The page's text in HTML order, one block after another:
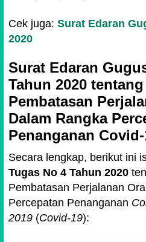
Cek juga: Surat Edaran
2020
Surat Edaran
Tahun 2020
Pembatasan
Dalam Rangka
Penanganan
Secara lengkap, berikut ini
Tugas No 4 Tahun 2020
Pembatasan Perjalanan
Percepatan Penanganan
2019 (Covid-19):